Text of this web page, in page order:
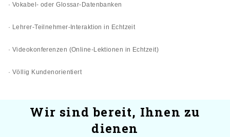
· Vokabel- oder Glossar-Datenbanken
· Lehrer-Teilnehmer-Interaktion in Echtzeit
· Videokonferenzen (Online-Lektionen in Echtzeit)
· Völlig Kundenorientiert
Wir sind bereit, Ihnen zu
dienen